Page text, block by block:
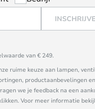
van € 249.
ruime keuze aan lampen,
productaanbevelingen
we je feedback na een
Voor meer informatie